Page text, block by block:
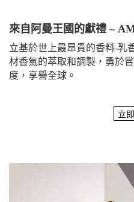
來自阿曼王國的獻禮 –
立基於世上最昂貴的香料-乳
材香氣的萃取和調製，勇於
度，享譽全球。